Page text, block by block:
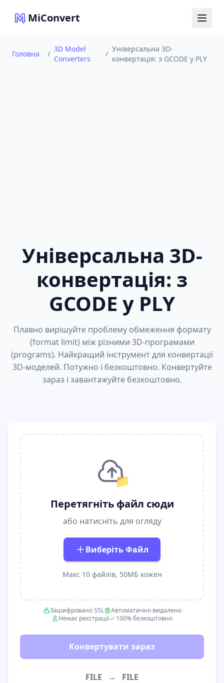
MiConvert
Головна /
3D Model
Converters
/
Універсальна 3D-
конвертація: з GCODE у PLY
Універсальна 3D-
конвертація: з
GCODE у PLY
Плавно вирішуйте проблему обмеження формату
(format limit) між різними 3D-програмами
(programs). Найкращий інструмент для конвертації
3D-моделей. Потужно і безкоштовно. Конвертуйте
зараз і завантажуйте безкоштовно.
📁
Перетягніть файл сюди
або натисніть для огляду
Виберіть Файл
Макс 10 файлів, 50МБ кожен
Зашифровано SSL
Автоматично видалено
Немає реєстрації
100% безкоштовно
Конвертувати зараз
FILE → FILE